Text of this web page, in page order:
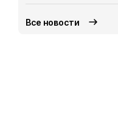
Все новости